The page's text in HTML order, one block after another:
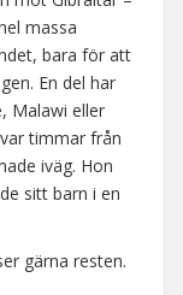
massa
bara för att
En del har
Malawi eller
timmar från
iväg. Hon
sitt barn i en
gärna resten.